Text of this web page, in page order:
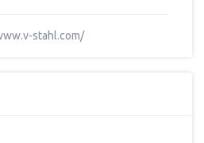
stahl.com/